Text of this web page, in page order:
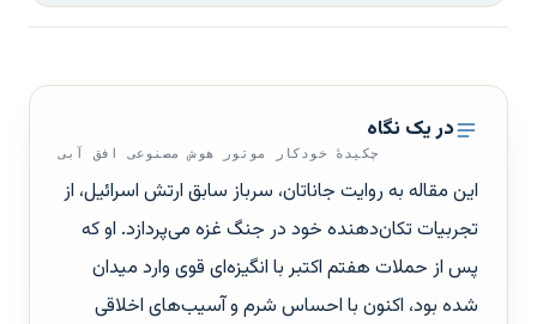
در یک نگاه
چکیدهٔ خودکار موتور هوش مصنوعی افق آبی
این مقاله به روایت جاناتان، سرباز سابق ارتش اسرائیل، از
تجربیات تکان‌دهنده خود در جنگ غزه می‌پردازد. او که
پس از حملات هفتم اکتبر با انگیزه‌ای قوی وارد میدان
شده بود، اکنون با احساس شرم و آسیب‌های اخلاقی